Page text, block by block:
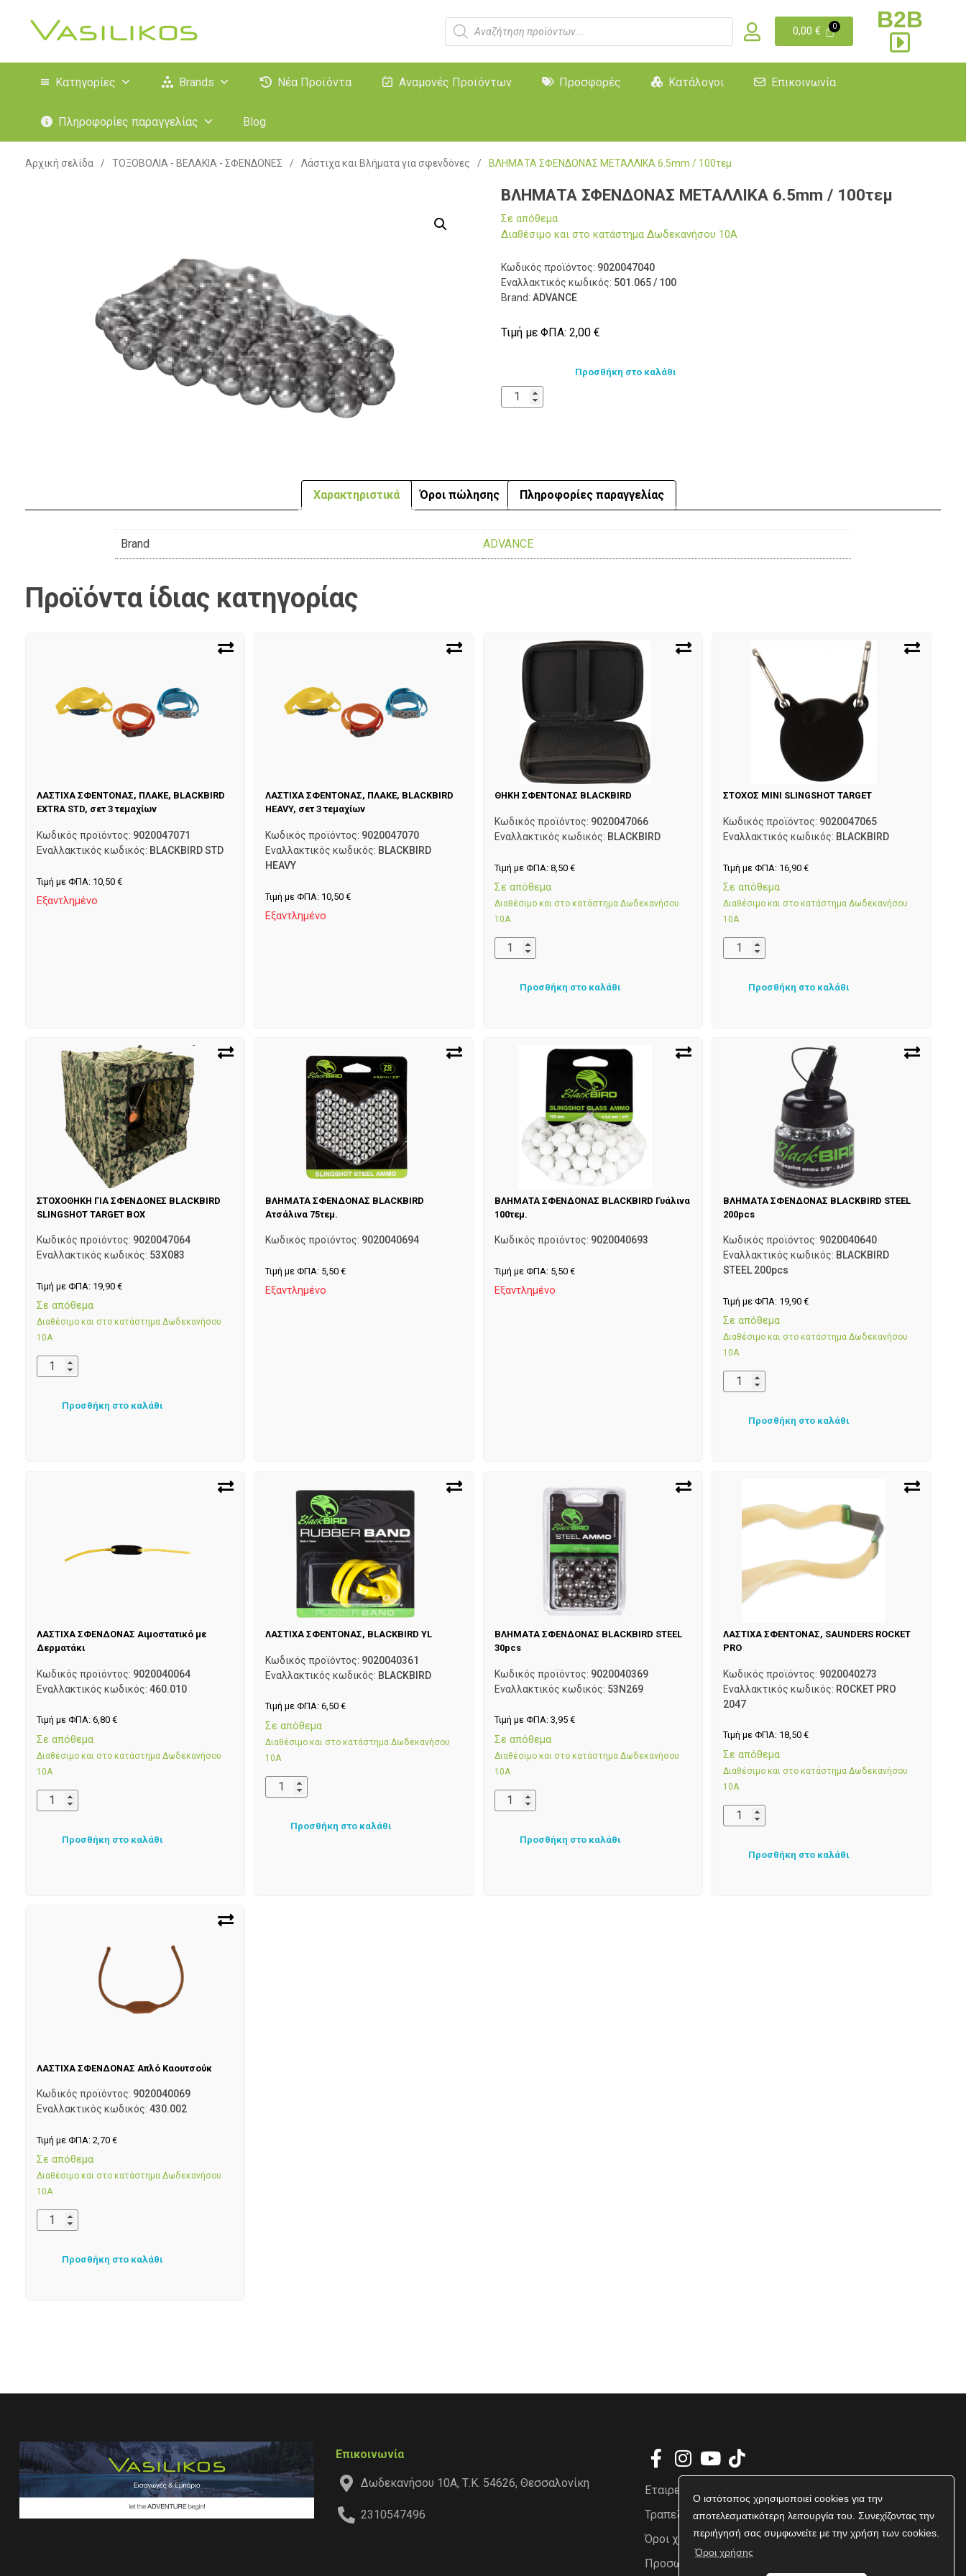
Ο ιστότοπος χρησιμοποιεί cookies για την
αποτελεσματικότερη λειτουργία του. Συνεχίζοντας την
περιήγησή σας συμφωνείτε με την χρήση των cookies.
Όροι χρήσης
0,00€ B2B
Κατηγορίες Brands Νέα Προϊόντα Αναμονές Προϊόντων Προσφορές Κατάλογοι Επικοινωνία
Πληροφορίες παραγγελίας Blog
Αρχική σελίδα / ΤΟΞΟΒΟΛΙΑ - ΒΕΛΑΚΙΑ - ΣΦΕΝΔΟΝΕΣ / Λάστιχα και Βλήματα για σφενδόνες / ΒΛΗΜΑΤΑ ΣΦΕΝΔΟΝΑΣ ΜΕΤΑΛΛΙΚΑ 6.5mm / 100τεμ
ΒΛΗΜΑΤΑ ΣΦΕΝΔΟΝΑΣ ΜΕΤΑΛΛΙΚΑ 6.5mm / 100τεμ
Σε απόθεμα
Διαθέσιμο και στο κατάστημα Δωδεκανήσου 10Α
Κωδικός προϊόντος: 9020047040
Εναλλακτικός κωδικός: 501.065 / 100
Brand:ADVANCE
Τιμή με ΦΠΑ:2,00€
Προσθήκη στο καλάθι
Χαρακτηριστικά Όροι πώλησης Πληροφορίες παραγγελίας
Brand ADVANCE
Προϊόντα ίδιας κατηγορίας
ΛΑΣΤΙΧΑ ΣΦΕΝΤΟΝΑΣ, ΠΛΑΚΕ, BLACKBIRD
EXTRA STD, σετ 3 τεμαχίων
Κωδικός προϊόντος: 9020047071
Εναλλακτικός κωδικός: BLACKBIRD STD
Τιμή με ΦΠΑ: 10,50 €
Εξαντλημένο
ΛΑΣΤΙΧΑ ΣΦΕΝΤΟΝΑΣ, ΠΛΑΚΕ, BLACKBIRD
HEAVY, σετ 3 τεμαχίων
Κωδικός προϊόντος: 9020047070
Εναλλακτικός κωδικός: BLACKBIRD
HEAVY
Τιμή με ΦΠΑ: 10,50€
Εξαντλημένο
ΘΗΚΗ ΣΦΕΝΤΟΝΑΣ BLACKBIRD
Κωδικός προϊόντος: 9020047066
Εναλλακτικός κωδικός: BLACKBIRD
Τιμή με ΦΠΑ: 8,50 €
Σε απόθεμα
Διαθέσιμο και στο κατάστημα Δωδεκανήσου
10Α
Προσθήκη στο καλάθι
ΣΤΟΧΟΣ ΜΙΝΙ SLINGSHOT TARGET
Κωδικός προϊόντος: 9020047065
Εναλλακτικός κωδικός: BLACKBIRD
Τιμή με ΦΠΑ: 16,90€
Σε απόθεμα
Διαθέσιμο και στο κατάστημα Δωδεκανήσου
10Α
Προσθήκη στο καλάθι
ΣΤΟΧΟΘΗΚΗ ΓΙΑ ΣΦΕΝΔΟΝΕΣ BLACKBIRD
SLINGSHOT TARGET BOX
Κωδικός προϊόντος: 9020047064
Εναλλακτικός κωδικός: 53X083
Τιμή με ΦΠΑ: 19,90 €
Σε απόθεμα
Διαθέσιμο και στο κατάστημα Δωδεκανήσου
10Α
Προσθήκη στο καλάθι
ΒΛΗΜΑΤΑ ΣΦΕΝΔΟΝΑΣ BLACKBIRD
Ατσάλινα 75τεμ.
Κωδικός προϊόντος: 9020040694
Τιμή με ΦΠΑ: 5,50€
Εξαντλημένο
ΒΛΗΜΑΤΑ ΣΦΕΝΔΟΝΑΣ BLACKBIRD Γυάλινα
100τεμ.
Κωδικός προϊόντος: 9020040693
Τιμή με ΦΠΑ: 5,50 €
Εξαντλημένο
ΒΛΗΜΑΤΑ ΣΦΕΝΔΟΝΑΣ BLACKBIRD STEEL
200pcs
Κωδικός προϊόντος: 9020040640
Εναλλακτικός κωδικός: BLACKBIRD
STEEL 200pcs
Τιμή με ΦΠΑ: 19,90€
Σε απόθεμα
Διαθέσιμο και στο κατάστημα Δωδεκανήσου
10Α
Προσθήκη στο καλάθι
ΛΑΣΤΙΧΑ ΣΦΕΝΔΟΝΑΣ Αιμοστατικό με
Δερματάκι
Κωδικός προϊόντος: 9020040064
Εναλλακτικός κωδικός: 460.010
Τιμή με ΦΠΑ: 6,80 €
Σε απόθεμα
Διαθέσιμο και στο κατάστημα Δωδεκανήσου
10Α
Προσθήκη στο καλάθι
ΛΑΣΤΙΧΑ ΣΦΕΝΤΟΝΑΣ, BLACKBIRD YL
Κωδικός προϊόντος: 9020040361
Εναλλακτικός κωδικός: BLACKBIRD
Τιμή με ΦΠΑ:6,50€
Σε απόθεμα
Διαθέσιμο και στο κατάστημα Δωδεκανήσου
10Α
Προσθήκη στο καλάθι
ΒΛΗΜΑΤΑ ΣΦΕΝΔΟΝΑΣ BLACKBIRD STEEL
30pcs
Κωδικός προϊόντος: 9020040369
Εναλλακτικός κωδικός: 53N269
Τιμή με ΦΠΑ: 3,95 €
Σε απόθεμα
Διαθέσιμο και στο κατάστημα Δωδεκανήσου
10Α
Προσθήκη στο καλάθι
ΛΑΣΤΙΧΑ ΣΦΕΝΤΟΝΑΣ, SAUNDERS ROCKET
PRO
Κωδικός προϊόντος: 9020040273
Εναλλακτικός κωδικός: ROCKET PRO
2047
Τιμή με ΦΠΑ: 18,50€
Σε απόθεμα
Διαθέσιμο και στο κατάστημα Δωδεκανήσου
10Α
Προσθήκη στο καλάθι
ΛΑΣΤΙΧΑ ΣΦΕΝΔΟΝΑΣ Απλό Καουτσούκ
Κωδικός προϊόντος: 9020040069
Εναλλακτικός κωδικός: 430.002
Τιμή με ΦΠΑ: 2,70 €
Σε απόθεμα
Διαθέσιμο και στο κατάστημα Δωδεκανήσου
10Α
Προσθήκη στο καλάθι
Επικοινωνία
Δωδεκανήσου 10Α, Τ.Κ. 54626, Θεσσαλονίκη
2310547496
Εταιρεία
Τραπεζικοί Λογαριασμοί
Όροι χρήσης
Προσωπικά δεδομένα